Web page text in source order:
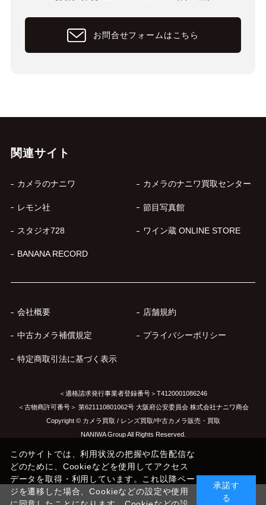
お問合せフォームはこちら
関連サイト
カメラのナニワ カメラのナニワ買取センター
レモン社 節目写真館
スタジオ728 ワイン蔵 ONLINE STORE
BANANA RECORD
会社概要 店舗規約
中古カメラ補償規定 プライバシーポリシー
特定商取引法に基づく表示
＜適格請求発行事業者登録番号＞T4120001086246
＜古物商許可番号＞ 第621110801062号 大阪府公安委員会 株式会社ナニワ商会
Copyright © カメラ買取 / レンズ買取/中古カメラ販売・買取
NANIWA Group All Rights Reserved.
このサイトでは、利用状況の把握や広告配信な
どのために、Cookieなどを使用してアクセス
データを取得・利用しています。これ以降ペー
ジを遷移した場合、Cookieなどの設定や使用
承諾す
る